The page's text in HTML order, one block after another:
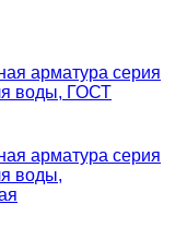
арматура серия
воды, ГОСТ
арматура серия
воды,